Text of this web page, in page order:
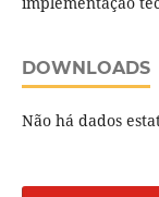
DOWNLOADS
Não há dados